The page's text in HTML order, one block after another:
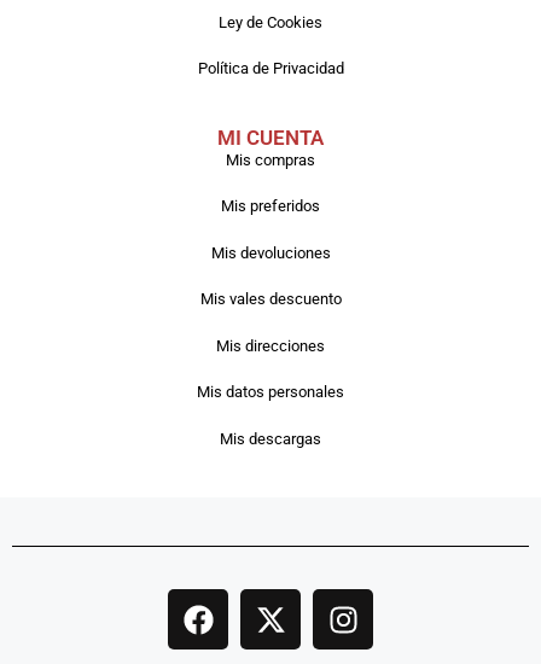
Ley de Cookies
Política de Privacidad
MI CUENTA
Mis compras
Mis preferidos
Mis devoluciones
Mis vales descuento
Mis direcciones
Mis datos personales
Mis descargas